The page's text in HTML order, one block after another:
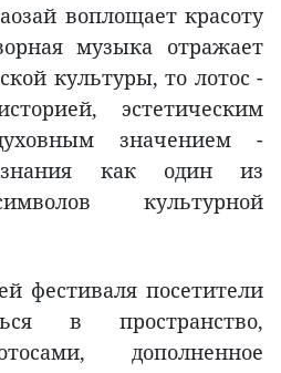
воплощает красоту
музыка отражает
культуры, то лотос -
эстетическим
значением -
как один из
культурной
фестиваля посетители
в пространство,
дополненное